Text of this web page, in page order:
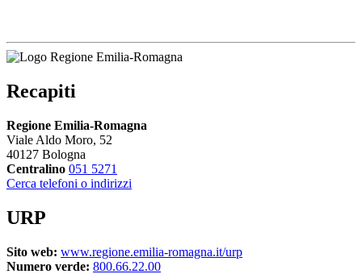
Recapiti
Regione Emilia-Romagna
Viale Aldo Moro, 52
40127 Bologna
Centralino 051 5271
Cerca telefoni o indirizzi
URP
Sito web: www.regione.emilia-romagna.it/urp
Numero verde: 800.66.22.00